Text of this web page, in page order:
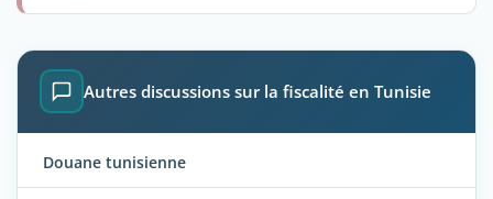
Autres discussions sur la fiscalité en Tunisie
Douane tunisienne